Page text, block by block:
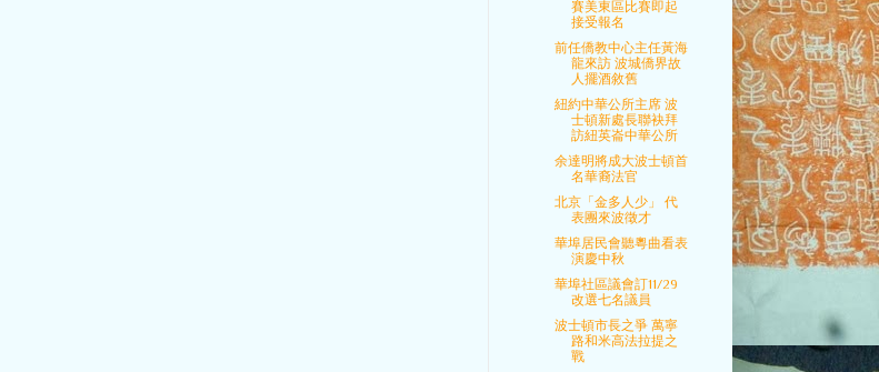
賽美東區比賽即起
接受報名
前任僑教中心主任黃海
龍來訪 波城僑界故
人擺酒敘舊
紐約中華公所主席 波
士頓新處長聯袂拜
訪紐英崙中華公所
余達明將成大波士頓首
名華裔法官
北京「金多人少」 代
表團來波徵才
華埠居民會聽粵曲看表
演慶中秋
華埠社區議會訂11/29
改選七名議員
波士頓市長之爭 萬寧
路和米高法拉提之
戰